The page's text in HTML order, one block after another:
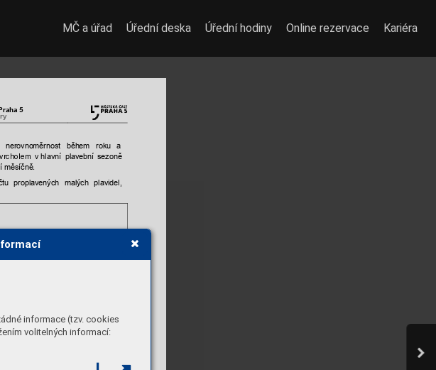
informace (tzv. cookies
volitelných informací:
5
nerovnoměrnost během roku
a
v hlavní plavební sezoně
měsíčně.
proplavených malých plavidel
MČ a úřad Úřední deska Úřední hodiny Online rezervace Kariéra